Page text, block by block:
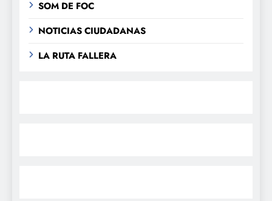
SOM DE FOC
NOTICIAS CIUDADANAS
LA RUTA FALLERA